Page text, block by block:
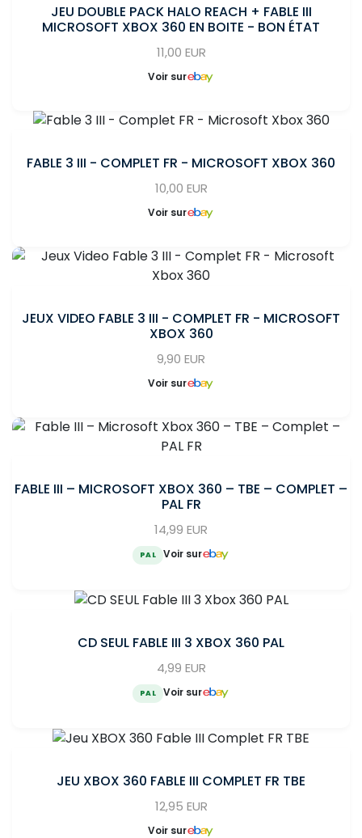
JEU DOUBLE PACK HALO REACH + FABLE III
MICROSOFT XBOX 360 EN BOITE - BON ÉTAT
11,00 EUR
Voir sur
FABLE 3 III - COMPLET FR - MICROSOFT XBOX 360
10,00 EUR
Voir sur
JEUX VIDEO FABLE 3 III - COMPLET FR - MICROSOFT
XBOX 360
9,90 EUR
Voir sur
FABLE III – MICROSOFT XBOX 360 – TBE – COMPLET –
PAL FR
14,99 EUR
PAL Voir sur
CD SEUL FABLE III 3 XBOX 360 PAL
4,99 EUR
PAL Voir sur
JEU XBOX 360 FABLE III COMPLET FR TBE
12,95 EUR
Voir sur